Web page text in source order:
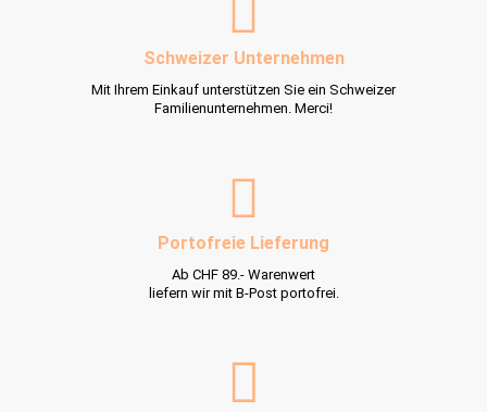
Schweizer Unternehmen
Mit Ihrem Einkauf unterstützen Sie ein Schweizer
Familienunternehmen. Merci!
Portofreie Lieferung
Ab CHF 89.- Warenwert
liefern wir mit B-Post portofrei.